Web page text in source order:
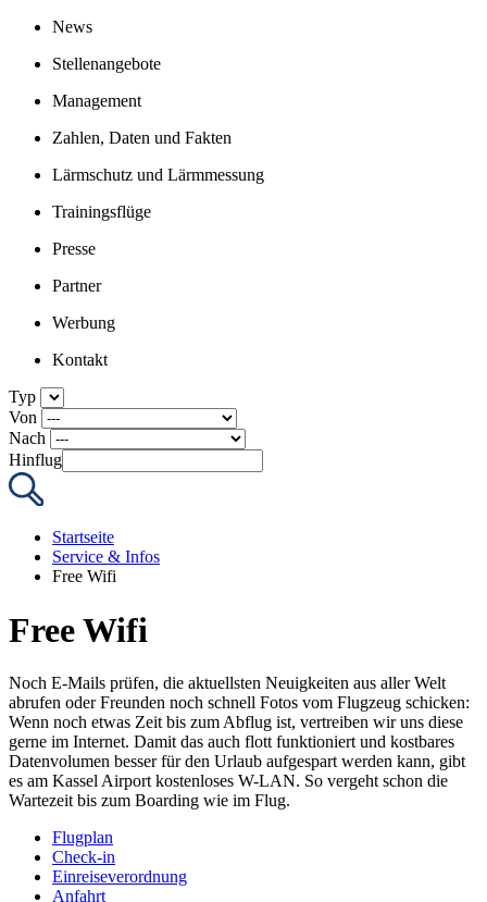
News
Stellenangebote
Management
Zahlen, Daten und Fakten
Lärmschutz und Lärmmessung
Trainingsflüge
Presse
Partner
Werbung
Kontakt
Typ
Von
Nach
Hinflug
Startseite
Service & Infos
Free Wifi
Free Wifi
Noch E-Mails prüfen, die aktuellsten Neuigkeiten aus aller Welt
abrufen oder Freunden noch schnell Fotos vom Flugzeug schicken:
Wenn noch etwas Zeit bis zum Abflug ist, vertreiben wir uns diese
gerne im Internet. Damit das auch flott funktioniert und kostbares
Datenvolumen besser für den Urlaub aufgespart werden kann, gibt
es am Kassel Airport kostenloses W-LAN. So vergeht schon die
Wartezeit bis zum Boarding wie im Flug.
Flugplan
Check-in
Einreiseverordnung
Anfahrt